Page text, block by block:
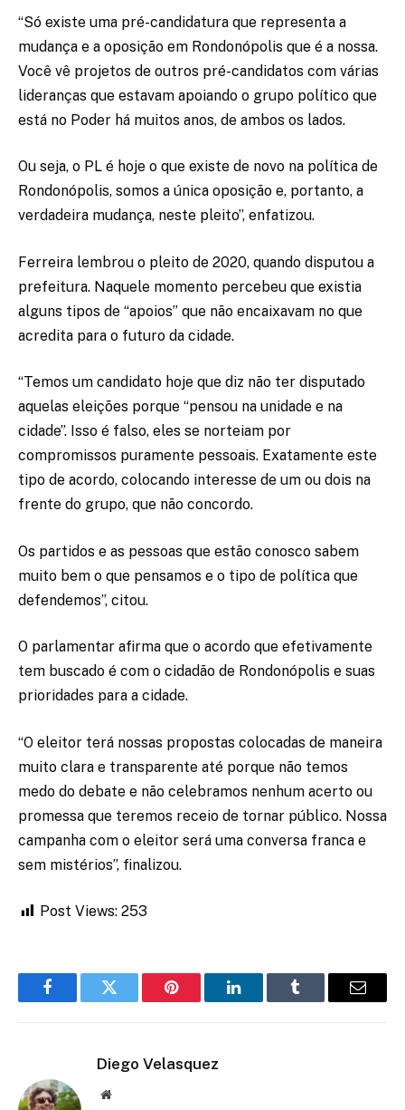
“Só existe uma pré-candidatura que representa a
mudança e a oposição em Rondonópolis que é a nossa.
Você vê projetos de outros pré-candidatos com várias
lideranças que estavam apoiando o grupo político que
está no Poder há muitos anos, de ambos os lados.
Ou seja, o PL é hoje o que existe de novo na política de
Rondonópolis, somos a única oposição e, portanto, a
verdadeira mudança, neste pleito”, enfatizou.
Ferreira lembrou o pleito de 2020, quando disputou a
prefeitura. Naquele momento percebeu que existia
alguns tipos de “apoios” que não encaixavam no que
acredita para o futuro da cidade.
“Temos um candidato hoje que diz não ter disputado
aquelas eleições porque “pensou na unidade e na
cidade”. Isso é falso, eles se norteiam por
compromissos puramente pessoais. Exatamente este
tipo de acordo, colocando interesse de um ou dois na
frente do grupo, que não concordo.
Os partidos e as pessoas que estão conosco sabem
muito bem o que pensamos e o tipo de política que
defendemos”, citou.
O parlamentar afirma que o acordo que efetivamente
tem buscado é com o cidadão de Rondonópolis e suas
prioridades para a cidade.
“O eleitor terá nossas propostas colocadas de maneira
muito clara e transparente até porque não temos
medo do debate e não celebramos nenhum acerto ou
promessa que teremos receio de tornar público. Nossa
campanha com o eleitor será uma conversa franca e
sem mistérios”, finalizou.
Post Views: 253
FacebookTwitter Pinterest LinkedInTumblr Email
Diego Velasquez
Website